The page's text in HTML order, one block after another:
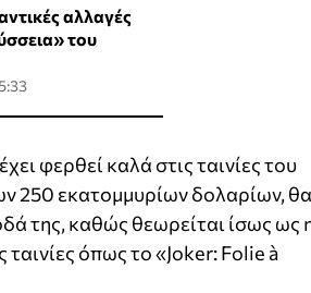
αλλαγές
του
φερθεί καλά στις ταινίες του
250 εκατομμυρίων δολαρίων, θα
της, καθώς θεωρείται ίσως ως
ταινίες όπως το «Joker: Folie à